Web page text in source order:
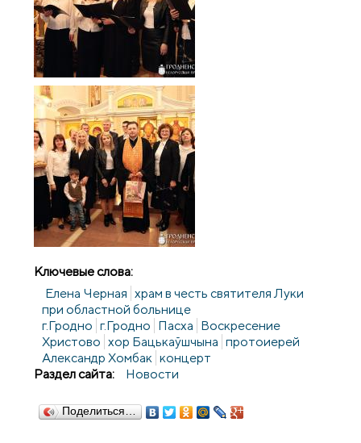
Ключевые слова:
Елена Черная храм в честь святителя Луки
при областной больнице
г.Гродно г.Гродно Пасха Воскресение
Христово хор Бацькаўшчына протоиерей
Александр Хомбак концерт
Раздел сайта:
Новости
Поделиться…